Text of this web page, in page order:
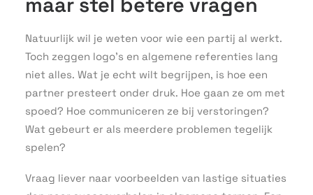
Natuurlijk wil je weten voor wie een partij al werkt.
Toch zeggen logo’s en algemene referenties lang
niet alles. Wat je echt wilt begrijpen, is hoe een
partner presteert onder druk. Hoe gaan ze om met
spoed? Hoe communiceren ze bij verstoringen?
Wat gebeurt er als meerdere problemen tegelijk
spelen?
Vraag liever naar voorbeelden van lastige situaties